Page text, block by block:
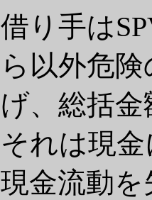
借り手は
ら以外危
げ、総括
それは現
現金流動